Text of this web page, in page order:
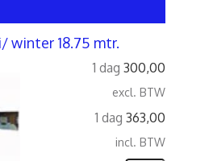
winter 18.75 mtr.
1 dag 300,00
excl. BTW
1 dag 363,00
incl. BTW